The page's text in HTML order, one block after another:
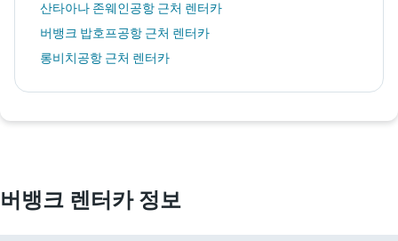
산타아나 존웨인공항 근처 렌터카
버뱅크 밥호프공항 근처 렌터카
롱비치공항 근처 렌터카
버뱅크 렌터카 정보